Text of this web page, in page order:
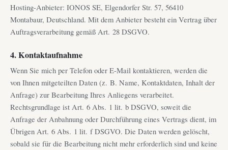
Hosting-Anbieter: IONOS SE, Elgendorfer Str. 57, 56410
Montabaur, Deutschland. Mit dem Anbieter besteht ein Vertrag über
Auftragsverarbeitung gemäß Art. 28 DSGVO.
4. Kontaktaufnahme
Wenn Sie mich per Telefon oder E-Mail kontaktieren, werden die
von Ihnen mitgeteilten Daten (z. B. Name, Kontaktdaten, Inhalt der
Anfrage) zur Bearbeitung Ihres Anliegens verarbeitet.
Rechtsgrundlage ist Art. 6 Abs. 1 lit. b DSGVO, soweit die
Anfrage der Anbahnung oder Durchführung eines Vertrags dient, im
Übrigen Art. 6 Abs. 1 lit. f DSGVO. Die Daten werden gelöscht,
sobald sie für die Bearbeitung nicht mehr erforderlich sind und keine